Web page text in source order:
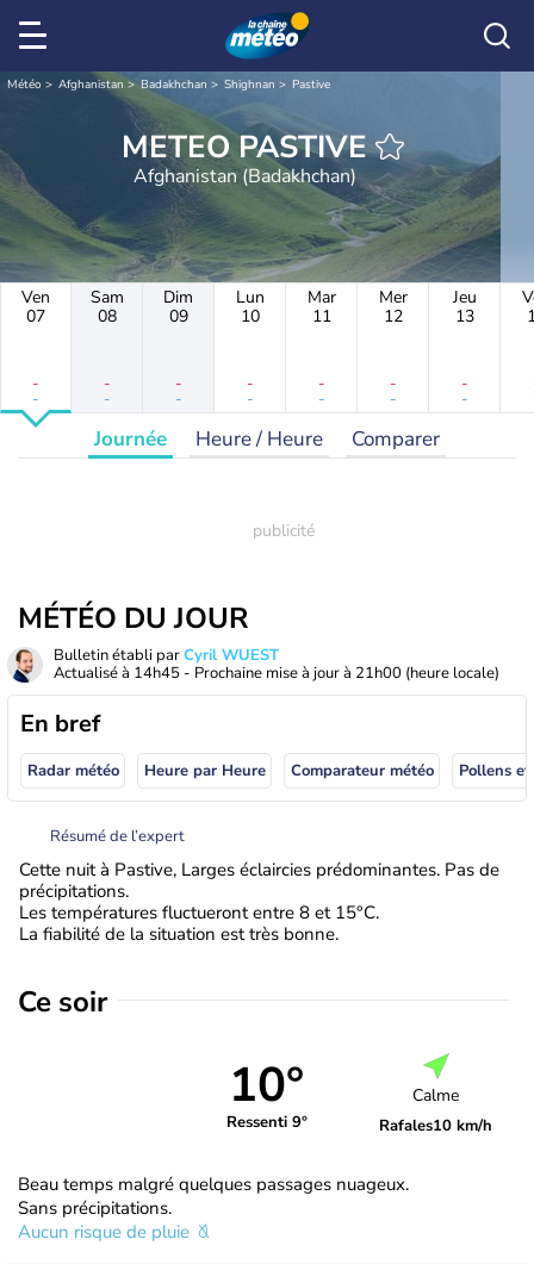
Météo Afghanistan Badakhchan Shighnan Pastive
METEO PASTIVE
Afghanistan (Badakhchan)
Ven
07
-
-
Sam
08
-
-
Dim
09
-
-
Lun
10
-
-
Mar
11
-
-
Mer
12
-
-
Jeu
13
-
-
Journée Heure / Heure Comparer
MÉTÉO DU JOUR
Bulletin établi parCyril WUEST
Actualisé à 14h45 - Prochaine mise à jour à 21h00 (heure locale)
En bref
Radar météo Heure par Heure Comparateur météo Pollens
Résumé de l’expert
Cette nuit à Pastive, Larges éclaircies prédominantes. Pas de
précipitations.
Les températures fluctueront entre 8 et 15°C.
La fiabilité de la situation est très bonne.
Ce soir
10°
Ressenti 9°
Calme
Rafales10 km/h
Beau temps malgré quelques passages nuageux.
Sans précipitations.
Aucun risque de pluie